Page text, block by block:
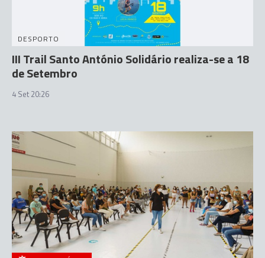
DESPORTO
III Trail Santo António Solidário realiza-se a 18
de Setembro
4 Set 20:26